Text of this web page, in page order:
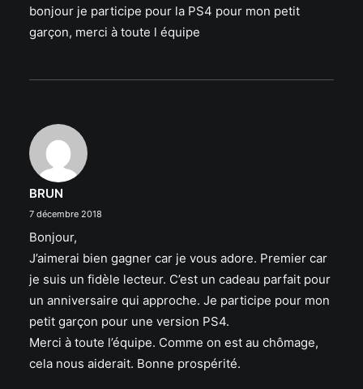
bonjour je participe pour la PS4 pour mon petit
garçon, merci à toute l équipe
BRUN
7 décembre 2018
Bonjour,
J’aimerai bien gagner car je vous adore. Premier car
je suis un fidèle lecteur. C’est un cadeau parfait pour
un anniversaire qui approche. Je participe pour mon
petit garçon pour une version PS4.
Merci à toute l’équipe. Comme on est au chômage,
cela nous aiderait. Bonne prospérité.